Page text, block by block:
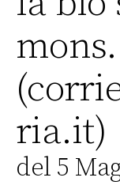
ria.it)
del 5